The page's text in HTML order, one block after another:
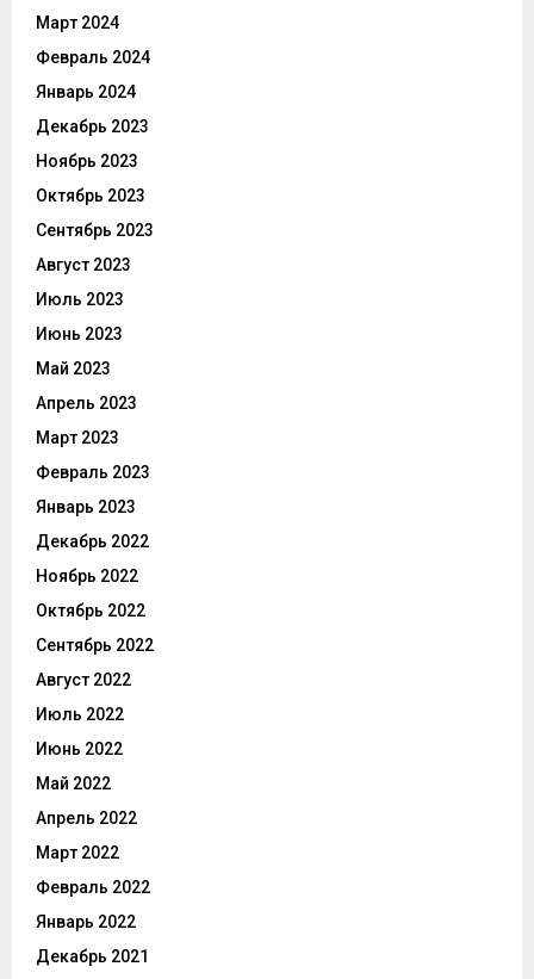
Март 2024
Февраль 2024
Январь 2024
Декабрь 2023
Ноябрь 2023
Октябрь 2023
Сентябрь 2023
Август 2023
Июль 2023
Июнь 2023
Май 2023
Апрель 2023
Март 2023
Февраль 2023
Январь 2023
Декабрь 2022
Ноябрь 2022
Октябрь 2022
Сентябрь 2022
Август 2022
Июль 2022
Июнь 2022
Май 2022
Апрель 2022
Март 2022
Февраль 2022
Январь 2022
Декабрь 2021